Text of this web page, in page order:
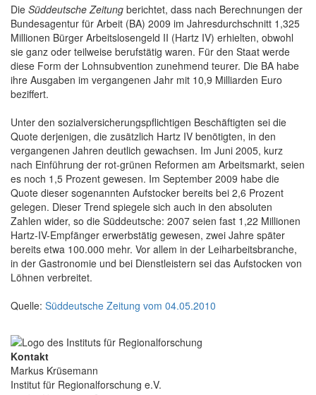
Die Süddeutsche Zeitung berichtet, dass nach Berechnungen der
Bundesagentur für Arbeit (BA) 2009 im Jahresdurchschnitt 1,325
Millionen Bürger Arbeitslosengeld II (Hartz IV) erhielten, obwohl
sie ganz oder teilweise berufstätig waren. Für den Staat werde
diese Form der Lohnsubvention zunehmend teurer. Die BA habe
ihre Ausgaben im vergangenen Jahr mit 10,9 Milliarden Euro
beziffert.
Unter den sozialversicherungspflichtigen Beschäftigten sei die
Quote derjenigen, die zusätzlich Hartz IV benötigten, in den
vergangenen Jahren deutlich gewachsen. Im Juni 2005, kurz
nach Einführung der rot-grünen Reformen am Arbeitsmarkt, seien
es noch 1,5 Prozent gewesen. Im September 2009 habe die
Quote dieser sogenannten Aufstocker bereits bei 2,6 Prozent
gelegen. Dieser Trend spiegele sich auch in den absoluten
Zahlen wider, so die Süddeutsche: 2007 seien fast 1,22 Millionen
Hartz-IV-Empfänger erwerbstätig gewesen, zwei Jahre später
bereits etwa 100.000 mehr. Vor allem in der Leiharbeitsbranche,
in der Gastronomie und bei Dienstleistern sei das Aufstocken von
Löhnen verbreitet.
Quelle: Süddeutsche Zeitung vom 04.05.2010
Kontakt
Markus Krüsemann
Institut für Regionalforschung e.V.